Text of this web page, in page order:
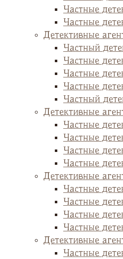
Частные
Частные
Детективные
Частный
Частные
Частные
Частные
Частный
Детективные
Частные
Частные
Частные
Частные
Детективные
Частные
Частные
Частные
Частные
Детективные
Частные